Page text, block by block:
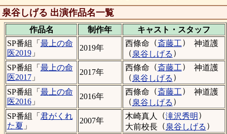
泉谷しげる 出演作品名一覧
作品名 制作年 キャスト・ スタッフ
SP番組「 最上の命
医2019」
2019年
西條命 （斎藤工）
神道護
（泉谷しげる ）
SP番組「 最上の命
医2017」
2017年
西條命 （斎藤工）
神道護
（泉谷しげる ）
SP番組「 最上の命
医2016」
2016年
西條命 （斎藤工）
神道護
（泉谷しげる ）
SP番組「 君がくれ
た夏 」
2007年
木崎真人 （滝沢秀明 ）
大前校長（泉谷しげる ）